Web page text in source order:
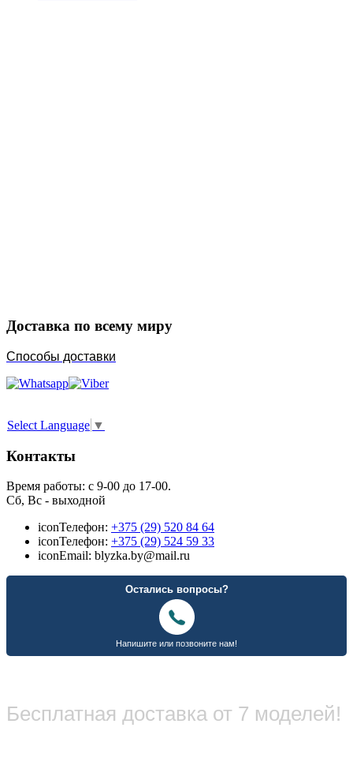
Доставка по всему миру
Способы доставки
Select Language ▼
Контакты
Время работы: с 9-00 до 17-00.
Сб, Вс - выходной
iconТелефон: +375 (29) 520 84 64
iconТелефон: +375 (29) 524 59 33
iconEmail: blyzka.by@mail.ru
Бесплатная доставка от 7 моделей!